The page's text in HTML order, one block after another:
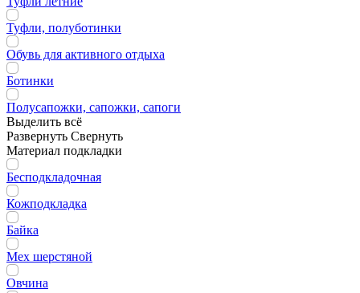
Туфли, полуботинки
Обувь для активного отдыха
Ботинки
Полусапожки, сапожки, сапоги
Выделить всё
Развернуть Свернуть
Материал подкладки
Бесподкладочная
Кожподкладка
Байка
Мех шерстяной
Овчина